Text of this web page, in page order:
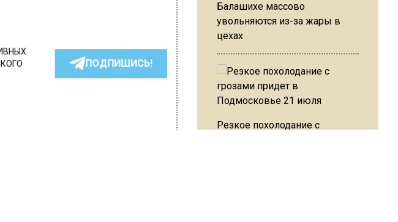
ПОДПИШИСЬ!
Балашихе массово
увольняются из-за жары в
цехах
Резкое похолодание с